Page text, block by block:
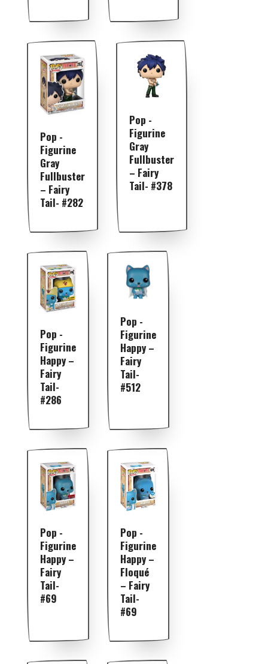
Pop -
Figurine
Gray
Fullbuster
– Fairy
Tail- #282
Pop -
Figurine
Gray
Fullbuster
– Fairy
Tail- #378
Pop -
Figurine
Happy –
Fairy
Tail-
#286
Pop -
Figurine
Happy –
Fairy
Tail-
#512
Pop -
Figurine
Happy –
Fairy
Tail-
#69
Pop -
Figurine
Happy –
Floqué
– Fairy
Tail-
#69